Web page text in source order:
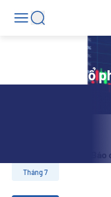
Tin tức mã cổ
Tháng 7
HLS: